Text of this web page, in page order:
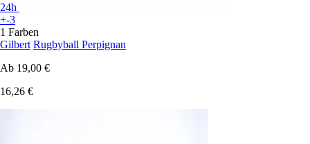
24h
+-3
1 Farben
Gilbert Rugbyball Perpignan
Ab 19,00 €
16,26 €